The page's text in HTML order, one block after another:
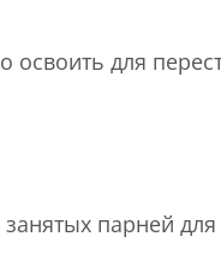
для
парней